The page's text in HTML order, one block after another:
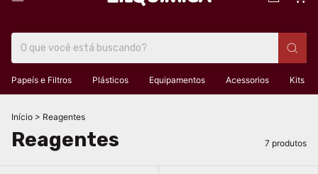
Papeís e Filtros Plásticos Equipamentos Acessorios Kits
Início > Reagentes
Reagentes 7 produtos